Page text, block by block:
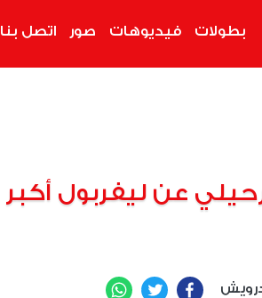
بطولات فيديوهات صور اتصل بنا
عن ليفربول أكبر
Facebook
Twitter